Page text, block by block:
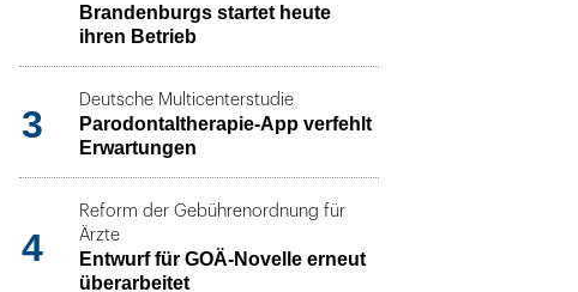
Brandenburgs startet heute
ihren Betrieb
3
Deutsche Multicenterstudie
Parodontaltherapie-App verfehlt
Erwartungen
4
Reform der Gebührenordnung für
Ärzte
Entwurf für GOÄ-Novelle erneut
überarbeitet